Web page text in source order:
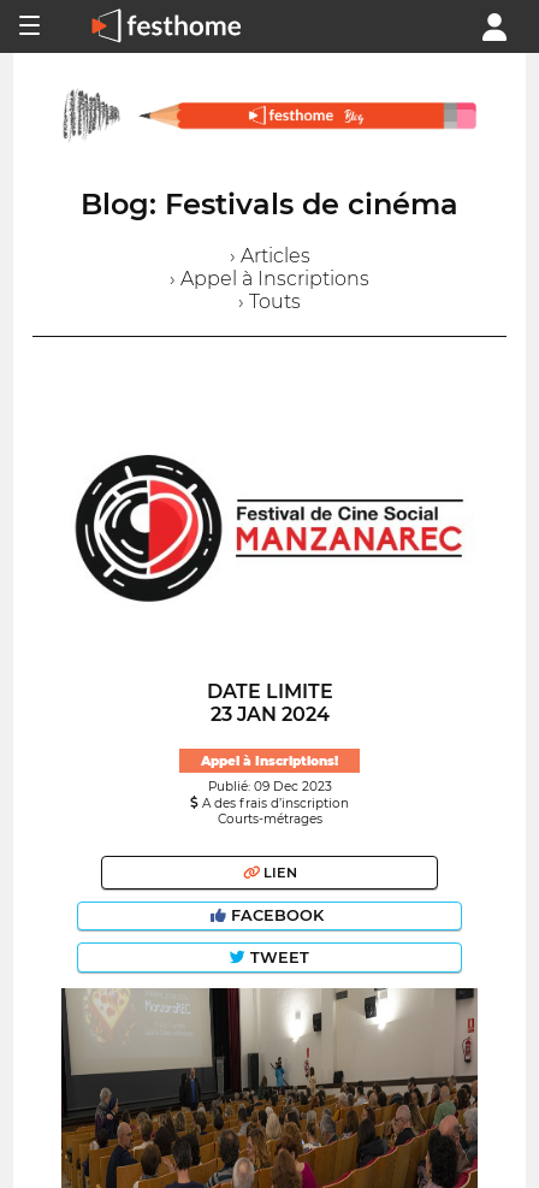
Blog: Festivals de cinéma
› Articles
› Appel à Inscriptions
› Touts
DATE LIMITE
23 JAN 2024
Appel à Inscriptions!
Publié: 09 Dec 2023
A des frais d’inscription
Courts-métrages
LIEN
FACEBOOK
TWEET